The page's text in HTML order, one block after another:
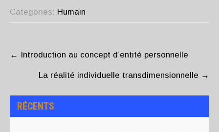
Categories: Humain
NAVIGATION
← Introduction au concept d’entité personnelle
La réalité individuelle transdimensionnelle →
RÉCENTS